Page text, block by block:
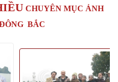
CHUYÊN MỤC ẢNH
BẮC